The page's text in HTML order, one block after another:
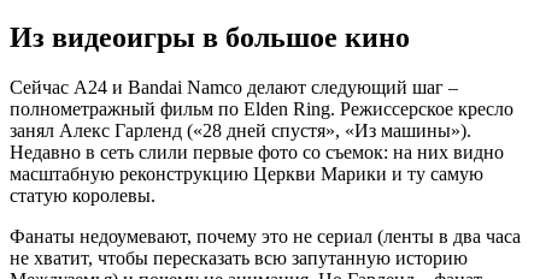
Из видеоигры в большое кино
Сейчас A24 и Bandai Namco делают следующий шаг –
полнометражный фильм по Elden Ring. Режиссерское кресло
занял Алекс Гарленд («28 дней спустя», «Из машины»).
Недавно в сеть слили первые фото со съемок: на них видно
масштабную реконструкцию Церкви Марики и ту самую
статую королевы.
Фанаты недоумевают, почему это не сериал (ленты в два часа
не хватит, чтобы пересказать всю запутанную историю